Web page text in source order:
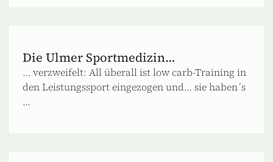
Die Ulmer Sportmedizin…
… verzweifelt: All überall ist low carb-Training in
den Leistungssport eingezogen und… sie haben´s
...